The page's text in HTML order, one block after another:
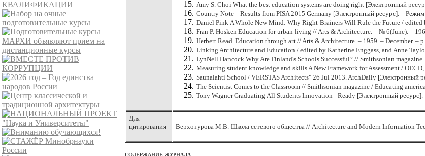
Amy S. Choi What the best education systems are doing right [Электронный
Country Note – Results from PISA 2015 Germany [Электронный ресурс]. –
Daniel PinkA Whole New Mind: Why Right-Brainers Will Rule the Future / edited
Fran P. Hosken Education for urban living // Arts & Architecture. – № 6(June). –
Herbert Read Education through art // Arts & Architecture. – 1959. – December. –
Linking Architecture and Education / edited by Katherine Enggass, and Anne
LynNell Hancock Why Are Finland's Schools Successful? // Smithsonian
Мeasuring student knowledge and skills A New Framework for Assessment /
Saunalahti School / VERSTAS Architects" 26 Jul 2013. ArchDaily [Электронный
The Scientist Comes to the Classroom // Smithsonian magazine / Educating
Tony Wagner Graduating All Students Innovation– Ready [Электронный
Для
цитирования
Верхотурова М.В. Школа сетевого общества // Architecture and Modern Information